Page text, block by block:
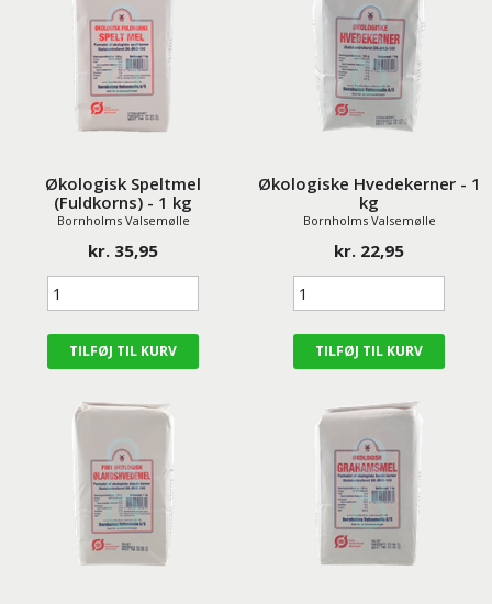
Økologisk Speltmel
(Fuldkorns) - 1 kg
Bornholms Valsemølle
kr. 35,95
Økologiske Hvedekerner - 1
kg
Bornholms Valsemølle
kr. 22,95